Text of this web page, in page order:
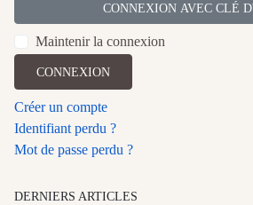
CONNEXION AVEC CLÉ
Maintenir la connexion
CONNEXION
Créer un compte
Identifiant perdu ?
Mot de passe perdu ?
DERNIERS ARTICLES